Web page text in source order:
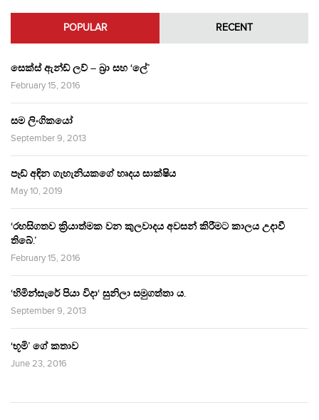
POPULAR RECENT
සෙක්ස් ඇන්ඩ් ලව් – බ්‍රා සහ ‘ලේ’
February 15, 2016
සම ලිංගිකයෝ
September 9, 2013
පෑඩ් අඳින ගැහැනියකගේ හෘදය සාක්ෂිය
May 10, 2019
‘රහසිගතව ක්‍රියාත්මක වන කුලවාදය අවසන් කිරීමට කාලය උදාවී
තිබේ.’
February 15, 2016
‘හිමින්සැරේ පියා විදා‘ සුනිලා සමුගත්තා ය.
September 9, 2013
‘භූමි’ ගේ කතාව
June 23, 2016